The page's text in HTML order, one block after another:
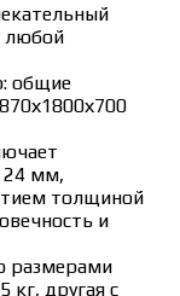
любой
общие
24 мм,
толщиной
и
размерами
кг, другая с